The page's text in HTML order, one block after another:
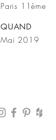
Paris 11ème
QUAND
Mai 2019